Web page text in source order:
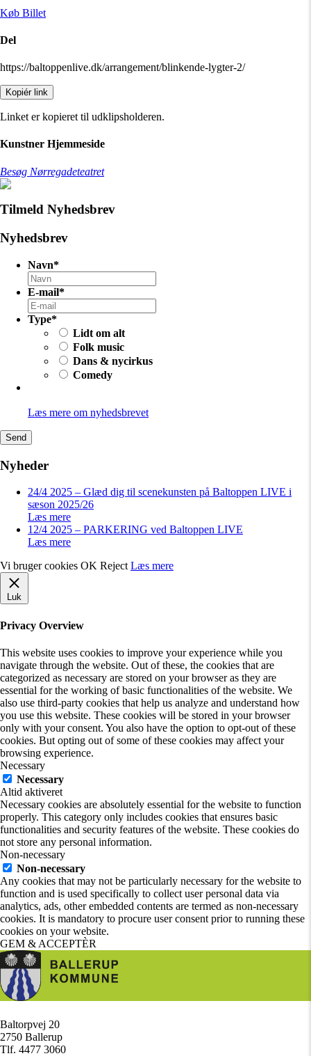
Køb Billet
Del
https://baltoppenlive.dk/arrangement/blinkende-lygter-2/
Kopiér link
Linket er kopieret til udklipsholderen.
Kunstner Hjemmeside
Besøg Nørregadeteatret
Tilmeld Nyhedsbrev
Nyhedsbrev
Navn*
E-mail*
Type*
Lidt om alt
Folk music
Dans & nycirkus
Comedy
Læs mere om nyhedsbrevet
Nyheder
24/4 2025 – Glæd dig til scenekunsten på Baltoppen LIVE i
sæson 2025/26
Læs mere
12/4 2025 – PARKERING ved Baltoppen LIVE
Læs mere
Vi bruger cookies OK Reject Læs mere
Luk
Privacy Overview
This website uses cookies to improve your experience while you
navigate through the website. Out of these, the cookies that are
categorized as necessary are stored on your browser as they are
essential for the working of basic functionalities of the website. We
also use third-party cookies that help us analyze and understand how
you use this website. These cookies will be stored in your browser
only with your consent. You also have the option to opt-out of these
cookies. But opting out of some of these cookies may affect your
browsing experience.
Necessary
Necessary
Altid aktiveret
Necessary cookies are absolutely essential for the website to function
properly. This category only includes cookies that ensures basic
functionalities and security features of the website. These cookies do
not store any personal information.
Non-necessary
Non-necessary
Any cookies that may not be particularly necessary for the website to
function and is used specifically to collect user personal data via
analytics, ads, other embedded contents are termed as non-necessary
cookies. It is mandatory to procure user consent prior to running these
cookies on your website.
GEM & ACCEPTÈR
Baltorpvej 20
2750 Ballerup
Tlf. 4477 3060